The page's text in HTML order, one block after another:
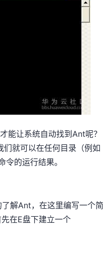
能让系统自动找到Ant呢？
就可以在任何目录（例如
的运行结果。
解Ant，在这里编写一个简
在E盘下建立一个